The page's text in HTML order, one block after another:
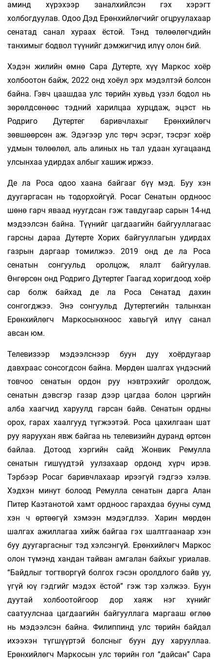
аминд хүрэхээр заналхийлсэн гэх хэрэгт
холбогдуулав. Одоо Дэд Ерөнхийлөгчийг огцруулахаар
сенатад санал хураах ёстой. Тэнд төлөөлөгчдийн
танхимыг бодвол түүнийг дэмжигчид илүү олон бий.
Хэдэн жилийн өмнө Сара Дутерте, хүү Маркос хоёр
холбоотон байж, 2022 онд хоёул эрх мэдэлтэй болсон
байна. Гэвч цаашдаа улс төрийн хувьд үзэл бодол нь
зөрөлдсөнөөс тэдний харилцаа хурцдаж, эцэст нь
Родриго Дутертег баривчлахыг Ерөнхийлөгч
зөвшөөрсөн аж. Эдэгээр улс төрч эсрэг, тэсрэг хоёр
удмын төлөөлөл, аль алиных нь тал удаан хугацаанд
улсынхаа удирдах албыг хашиж иржээ.
Де ла Роса одоо хаана байгааг бүү мэд. Буу хэн
дуугаргасан нь тодорхойгүй. Росаг Сенатын ордноос
шөнө гарч яваад нуугдсан гэж тавдугаар сарын 14-нд
мэдээлсэн байна. Түүнийг цагдаагийн байгууллагаас
гарсны дараа Дутерте Хорих байгууллагын удирдах
газрын даргаар томилжээ. 2019 онд де ла Роса
сенатын сонгуульд оролцож, ялалт байгуулав.
Өнгөрсөн онд Родриго Дутертег Гаагад хоригдоод хоёр
сар болж байхад де ла Роса Сенатад дахин
сонгогджээ. Энэ сонгуульд Дутертегийн талынхан
Ерөнхийлөгч Маркосынхноос хавьгүй илүү санал
авсан юм.
Телевизээр мэдээлснээр буун дуу хоёрдугаар
давхраас сонсогдсон байна. Мөрдөн шалгах үндэсний
товчоо сенатын ордон руу нэвтрэхийг оролдож,
сенатын дэвсгэр газар дээр цагдаа болон цэргийн
алба хаагчид харуулд гарсан байв. Сенатын ордны
орох, гарах хаалгууд түгжээтэй. Роса цахилгаан шат
руу яаруухан явж байгаа нь телевизийн дуранд өртсөн
байлаа. Дотоод хэргийн сайд Жонвик Ремулла
сенатын гишүүдтэй уулзахаар ордонд хүрч ирэв.
Тэрбээр Росаг баривчлахаар ирээгүй гэдгээ хэлэв.
Хэдхэн минут болоод Ремулла сенатын дарга Алан
Питер Каэтанотой хамт ордноос гарахдаа бууны сумд
хэн ч өртөөгүй хэмээн мэдэгдлээ. Харин мөрдөн
шалгах ажиллагаа хийж байгаа гэх шалтгаанаар хэн
буу дуугаргасныг тэд хэлсэнгүй. Ерөнхийлөгч Маркос
олон түмэнд хандан тайван амгалан байхыг уриалав.
“Байдлыг тогтворгүй болгох гэсэн оролдлого байв уу,
үгүй юү гэдгийг мэдэх ёстой” гэж тэр хэлжээ. Буун
дуутай холбоотойгоор дор хаяж нэг хүнийг
саатуулснаа цагдаагийн байгууллага маргааш өглөө
нь мэдээлсэн байна. Филиппинд улс төрийн байдал
ихээхэн түгшүүртэй болсныг буун дуу харууллаа.
Ерөнхийлөгч Маркосын улс төрийн гол “дайсан” Сара